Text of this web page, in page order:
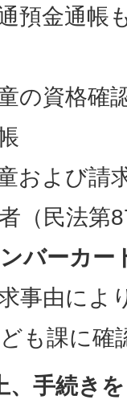
預金通帳
の資格確
および請
（民法第
バーカー
事由によ
も課に確
、手続き